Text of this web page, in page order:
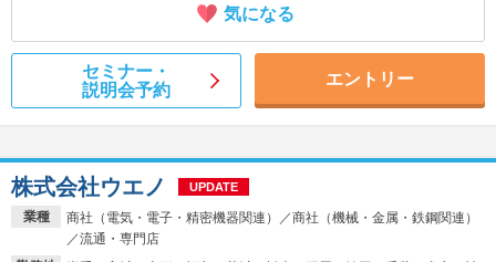
気になる
セミナー・
説明会予約
エントリー
業種
商社（電気・電子・精密機器関連）／商社（機械・金属・鉄鋼関連）
／流通・専門店
株式会社ウエノ UPDATE